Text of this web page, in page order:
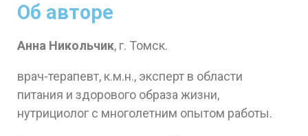
Об авторе
Анна Никольчик, г. Томск.
врач-терапевт, к.м.н., эксперт в области
питания и здорового образа жизни,
нутрициолог с многолетним опытом работы.